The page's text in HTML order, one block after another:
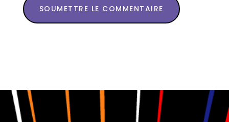
SOUMETTRE LE COMMENTAIRE